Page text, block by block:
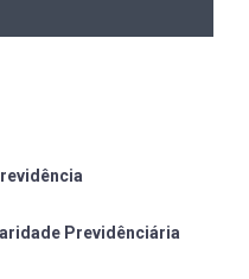
Previdênciária